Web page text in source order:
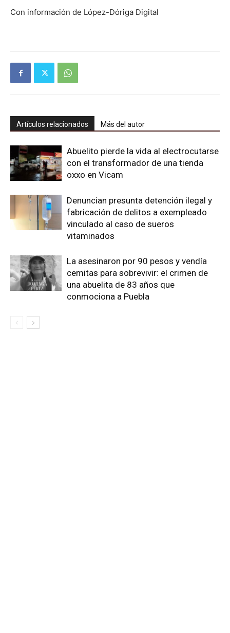
Con información de López-Dóriga Digital
Artículos relacionados Más del autor
Abuelito pierde la vida al electrocutarse
con el transformador de una tienda
oxxo en Vicam
Denuncian presunta detención ilegal y
fabricación de delitos a exempleado
vinculado al caso de sueros
vitaminados
La asesinaron por 90 pesos y vendía
cemitas para sobrevivir: el crimen de
una abuelita de 83 años que
conmociona a Puebla